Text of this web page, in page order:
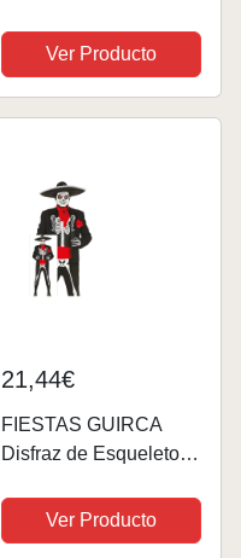
Fancy Dress Costume
Size: Estándar
Ver Producto
21,44€
FIESTAS GUIRCA
Disfraz de Esqueleto
- Traje de Mariachi del
Día de los Muertos -
Ver Producto